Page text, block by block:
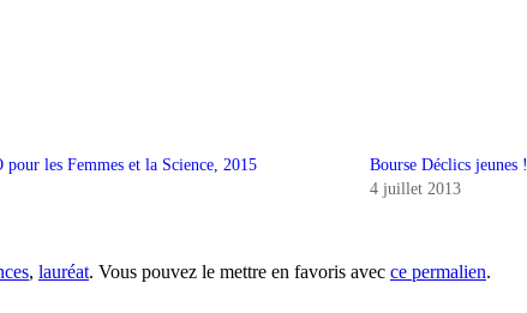
les Femmes et la Science, 2015
Bourse Déclics jeunes !
4 juillet 2013
, lauréat. Vous pouvez le mettre en favoris avec ce permalien.